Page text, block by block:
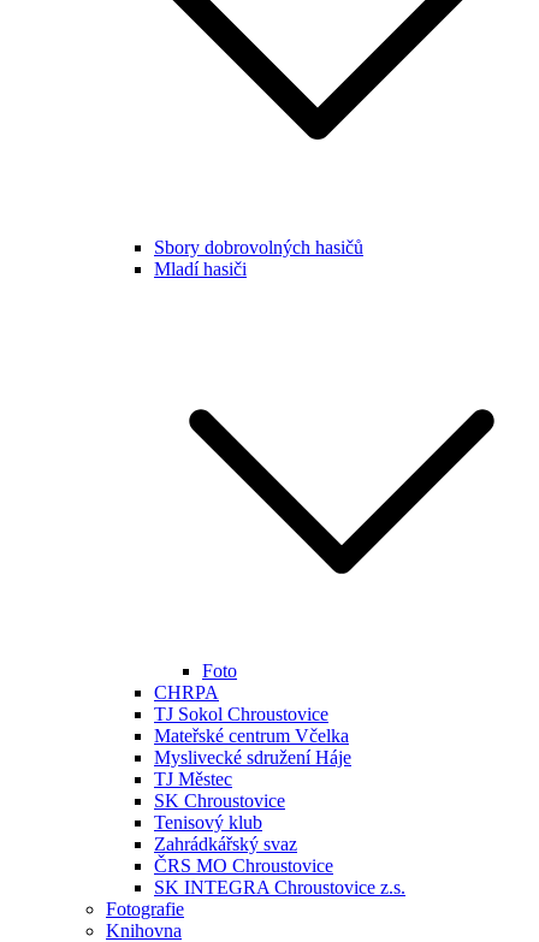
Sbory dobrovolných hasičů
Mladí hasiči
Foto
CHRPA
TJ Sokol Chroustovice
Mateřské centrum Včelka
Myslivecké sdružení Háje
TJ Městec
SK Chroustovice
Tenisový klub
Zahrádkářský svaz
ČRS MO Chroustovice
SK INTEGRA Chroustovice z.s.
Fotografie
Knihovna